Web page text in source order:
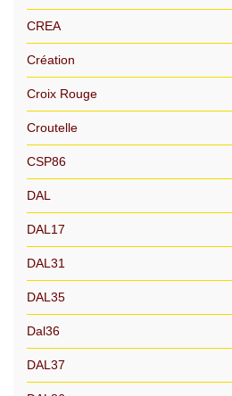
CREA
Création
Croix Rouge
Croutelle
CSP86
DAL
DAL17
DAL31
DAL35
Dal36
DAL37